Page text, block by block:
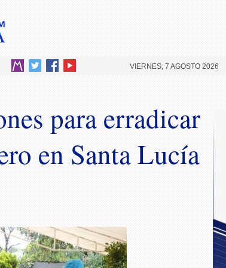
VIERNES, 7 AGOSTO 2026
para erradicar
en Santa Lucía